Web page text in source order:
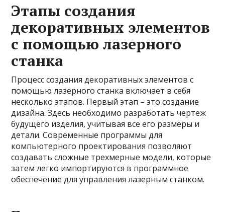
Этапы создания
декоративных элементов
с помощью лазерного
станка
Процесс создания декоративных элементов с
помощью лазерного станка включает в себя
несколько этапов. Первый этап – это создание
дизайна. Здесь необходимо разработать чертеж
будущего изделия, учитывая все его размеры и
детали. Современные программы для
компьютерного проектирования позволяют
создавать сложные трехмерные модели, которые
затем легко импортируются в программное
обеспечение для управления лазерным станком.